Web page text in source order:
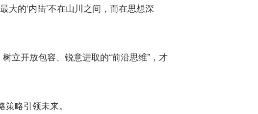
的‘内陆’不在山川之间，而在思想深
立开放包容、锐意进取的“前沿思维”，才
略引领未来。